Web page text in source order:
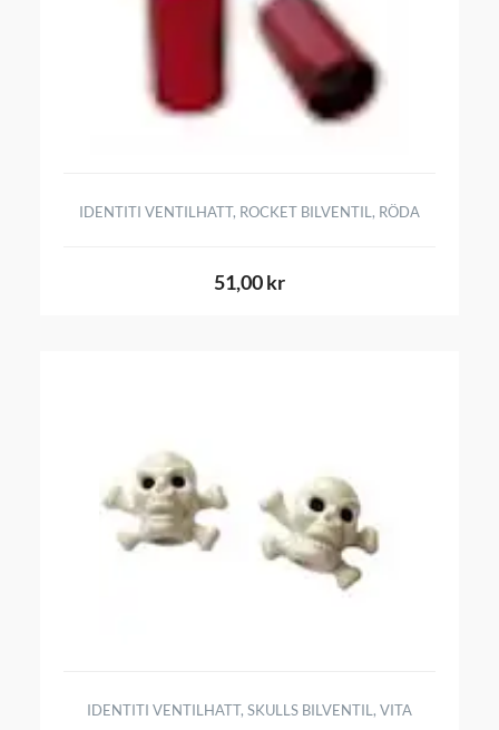
IDENTITI VENTILHATT, ROCKET BILVENTIL, RÖDA
51,00 kr
IDENTITI VENTILHATT, SKULLS BILVENTIL, VITA